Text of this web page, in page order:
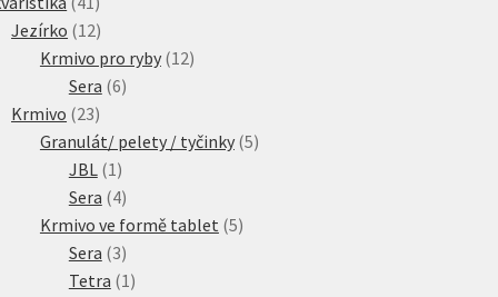
produktů
Jezírko 1212
produktů
Krmivo pro ryby 1212
Sera 66
Krmivo 2323
produktů
Granulát/ pelety / tyčinky 55
JBL 11
produkt
Sera 44
produkty
Krmivo ve formě tablet 55
Sera 33
produkty
Tetra 11